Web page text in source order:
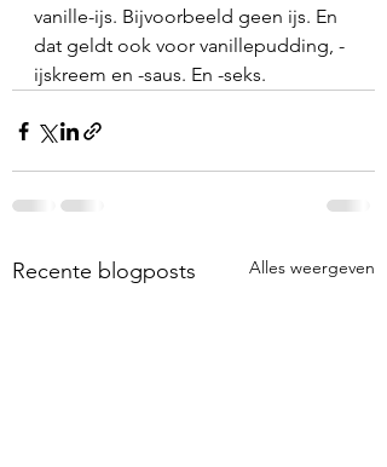
vanille-ijs. Bijvoorbeeld geen ijs. En
dat geldt ook voor vanillepudding, -
ijskreem en -saus. En -seks.
Recente blogposts Alles weergeven